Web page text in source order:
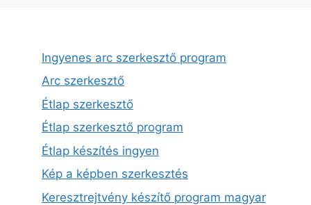
Ingyenes arc szerkesztő program
Arc szerkesztő
Étlap szerkesztő
Étlap szerkesztő program
Étlap készítés ingyen
Kép a képben szerkesztés
Keresztrejtvény készítő program magyar